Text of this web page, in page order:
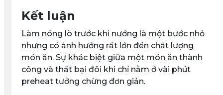
Kết luận
Làm nóng lò trước khi nướng là một bước nhỏ
nhưng có ảnh hưởng rất lớn đến chất lượng
món ăn. Sự khác biệt giữa một món ăn thành
công và thất bại đôi khi chỉ nằm ở vài phút
preheat tưởng chừng đơn giản.